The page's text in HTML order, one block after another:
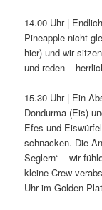
14.00 Uhr |
Pineapple nicht
hier) und wir
und reden –
15.30 Uhr | Ein
Dondurma (Eis)
Efes und
schnacken. Die
Seglern“ – wir
kleine Crew
Uhr im Golden